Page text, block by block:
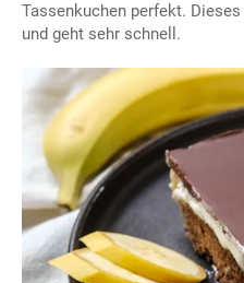
Tassenkuchen perfekt.
und geht sehr schnell.